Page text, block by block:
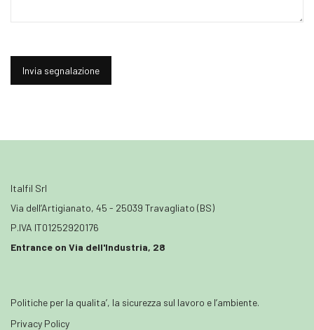
Italfil Srl
Via dell’Artigianato, 45 - 25039 Travagliato (BS)
P.IVA IT01252920176
Entrance on Via dell'Industria, 28
Politiche per la qualita’, la sicurezza sul lavoro e l’ambiente.
Privacy Policy